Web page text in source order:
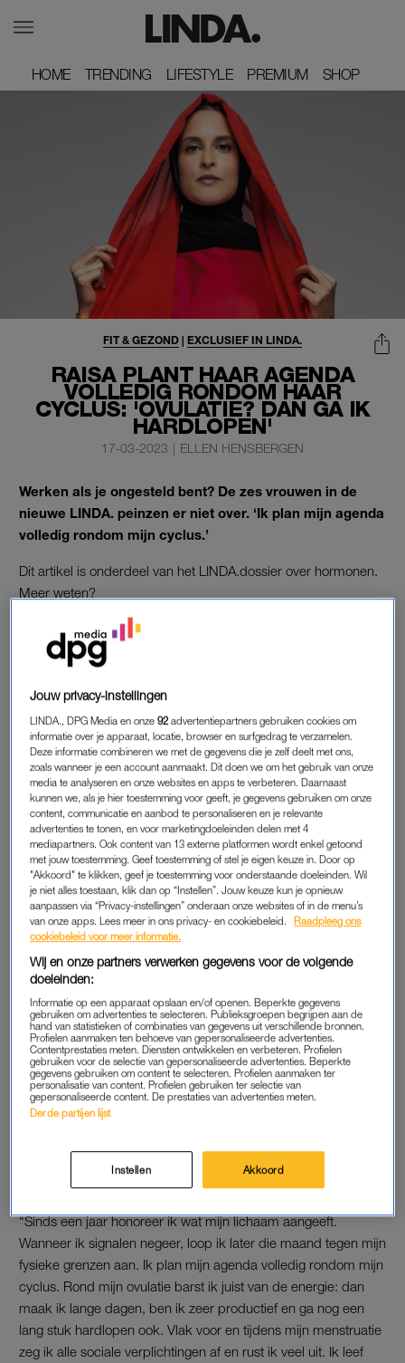
HOME
HOME TRENDING
TRENDING LIFESTYLE
LIFESTYLE PREMIUM
PREMIUM SHOP
SHOP
RAISA PLANT HAAR AGENDA
VOLLEDIG RONDOM HAAR
CYCLUS: 'OVULATIE? DAN GA IK
HARDLOPEN'
FIT & GEZOND | EXCLUSIEF IN LINDA.
17-03-2023 | ELLEN HENSBERGEN
Werken als je ongesteld bent? De zes vrouwen in de
nieuwe LINDA. peinzen er niet over. ‘Ik plan mijn agenda
volledig rondom mijn cyclus.’
Dit artikel is onderdeel van het LINDA.dossier over hormonen.
Meer weten?
DOSSIER: HORMONEN
MAATSCHAPPIJ
Raisa Ghazi (33) leeft sinds een jaar volgens haar cyclus. Ze is
spreker op het gebied van vrouwelijk en inclusief leiderschap.
“Het is niet normaal hoeveel pijn vrouwen kunnen hebben
rondom hun menstruatie”, vertelt ze. “En dan zijn de meesten
ook nog bezig met de vraag of ze die dagen wel productief
genoeg zijn.”
“Ook ik sloeg me vroeger overal doorheen, al dan niet met
pijnstillers. Maar sinds ik voor en met vrouwen werk, ben ik
me ervan bewust hoe weinig onze maatschappij op hen is
ingericht. Dat zie je bijvoorbeeld terug in het feit dat de
thermostaat op de werkvloer altijd staat afgestemd op de
Redacteur Anna Neeltje stopte
met de anticonceptiepil: 'Ik zit
lekkerder in mijn vel'
LEVEN VOLGENS CYCLUS
“Sinds een jaar honoreer ik wat mijn lichaam aangeeft.
Wanneer ik signalen negeer, loop ik later die maand tegen mijn
fysieke grenzen aan. Ik plan mijn agenda volledig rondom mijn
cyclus. Rond mijn ovulatie barst ik juist van de energie: dan
maak ik lange dagen, ben ik zeer productief en ga nog een
lang stuk hardlopen ook. Vlak voor en tijdens mijn menstruatie
zeg ik alle sociale verplichtingen af en rust ik veel uit. Ik leef
Jouw privacy-instellingen
LINDA., DPG Media en onze92 advertentiepartners gebruiken cookies om
informatie over je apparaat, locatie, browser en surfgedrag te verzamelen.
Deze informatie combineren we met de gegevens die je zelf deelt met ons,
zoals wanneer je een account aanmaakt. Dit doen we om het gebruik van onze
media te analyseren en onze websites en apps te verbeteren. Daarnaast
kunnen we, als je hier toestemming voor geeft, je gegevens gebruiken om onze
content, communicatie en aanbod te personaliseren en je relevante
advertenties te tonen, en voor marketingdoeleinden delen met 4
mediapartners. Ook content van 13 externe platformen wordt enkel getoond
met jouw toestemming. Geef toestemming of stel je eigen keuze in. Door op
"Akkoord" te klikken, geef je toestemming voor onderstaande doeleinden. Wil
je niet alles toestaan, klik dan op “Instellen”. Jouw keuze kun je opnieuw
aanpassen via “Privacy-instellingen” onderaan onze websites of in de menu’s
van onze apps. Lees meer in ons privacy- en cookiebeleid.
Raadpleeg ons
cookiebeleid voor meer informatie.
Wij en onze partners verwerken gegevens voor de volgende
doeleinden:
Informatie op een apparaat opslaan en/of openen. Beperkte gegevens
gebruiken om advertenties te selecteren. Publieksgroepen begrijpen aan de
hand van statistieken of combinaties van gegevens uit verschillende bronnen.
Profielen aanmaken ten behoeve van gepersonaliseerde advertenties.
Contentprestaties meten. Diensten ontwikkelen en verbeteren. Profielen
gebruiken voor de selectie van gepersonaliseerde advertenties. Beperkte
gegevens gebruiken om content te selecteren. Profielen aanmaken ter
personalisatie van content. Profielen gebruiken ter selectie van
gepersonaliseerde content. De prestaties van advertenties meten.
Derde partijen lijst
Instellen Akkoord